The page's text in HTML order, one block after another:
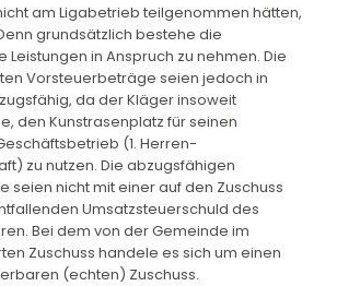
am Ligabetrieb teilgenommen hätten,
grundsätzlich bestehe die
Leistungen in Anspruch zu nehmen. Die
Vorsteuerbeträge seien jedoch in
da der Kläger insoweit
den Kunstrasenplatz für seinen
(1. Herren-
zu nutzen. Die abzugsfähigen
seien nicht mit einer auf den Zuschuss
Umsatzsteuerschuld des
Bei dem von der Gemeinde im
Zuschuss handele es sich um einen
(echten) Zuschuss.